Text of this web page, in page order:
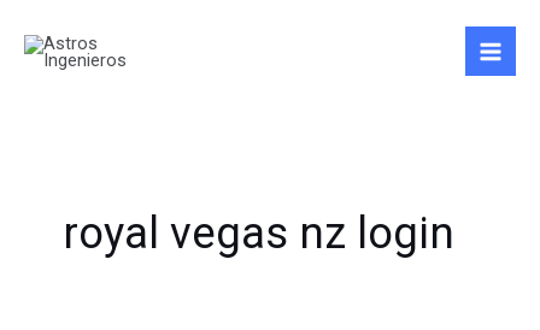
contenido
royal vegas nz login
por: